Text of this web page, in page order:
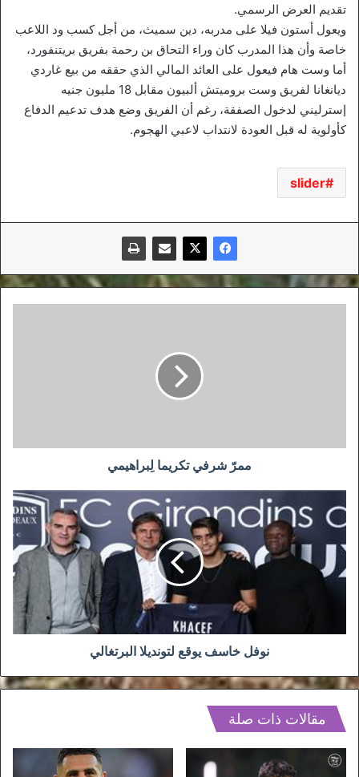
تقديم العرض الرسمي.
ويعول أستون فيلا على مدربه، دين سميث، من أجل كسب ود اللاعب
خاصة وأن هذا المدرب كان وراء التحاق بن رحمة بفريق بريتنفورد،
أما وست هام فيعول على العائد المالي الذي حققه من بيع غاردي
ديانغانا لفريق وست بروميتش ألبيون مقابل 18 مليون جنيه
إسترليني لدخول الصفقة، رغم أن الفريق وضع هدف تدعيم الدفاع
كأولوية له قبل العودة لانتداب لاعبي الهجوم.
slider
ممرّ شرفي تكريما لِبراهيمي
خاسف
يوقع
لتونديلا
البرتغالي
نوفل خاسف يوقع لتونديلا البرتغالي
مقالات ذات صلة